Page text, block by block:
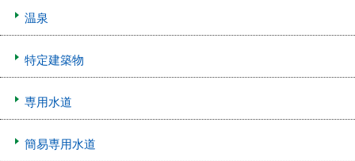
温泉
特定建築物
専用水道
簡易専用水道